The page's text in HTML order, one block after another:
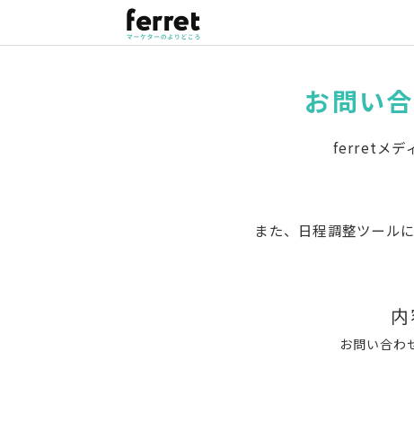
お問い
ferretメデ
また、日程調整ツール
お問い合わ